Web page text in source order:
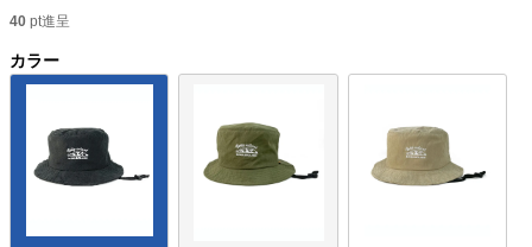
40 pt進呈
カラー